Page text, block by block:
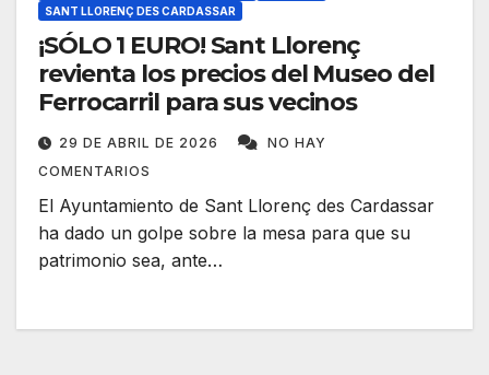
SANT LLORENÇ DES CARDASSAR
¡SÓLO 1 EURO! Sant Llorenç
revienta los precios del Museo del
Ferrocarril para sus vecinos
29 DE ABRIL DE 2026
NO HAY
COMENTARIOS
El Ayuntamiento de Sant Llorenç des Cardassar
ha dado un golpe sobre la mesa para que su
patrimonio sea, ante…